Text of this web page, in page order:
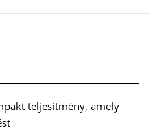
teljesítmény, amely